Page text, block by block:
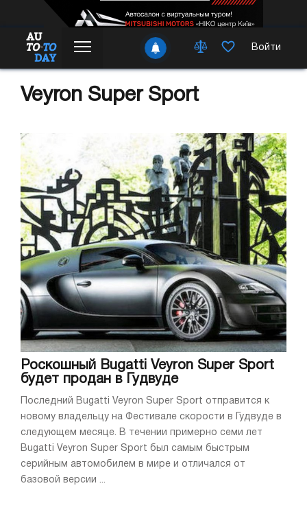
Войти
Veyron Super Sport
Роскошный Bugatti Veyron Super Sport
будет продан в Гудвуде
Последний Bugatti Veyron Super Sport отправится к
новому владельцу на Фестивале скорости в Гудвуде в
следующем месяце. В течении примерно семи лет
Bugatti Veyron Super Sport был самым быстрым
серийным автомобилем в мире и отличался от
базовой версии ...